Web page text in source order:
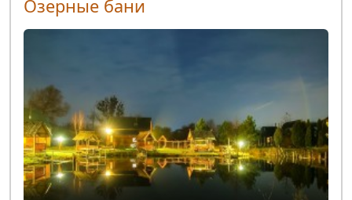
Озерные бани